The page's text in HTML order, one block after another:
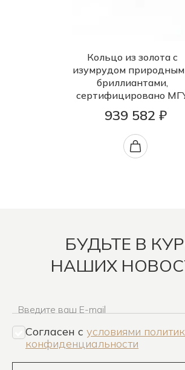
Кольцо из золота с
изумрудом
бриллиантами,
сертифицировано
939 582 ₽
БУДЬТЕ В
НАШИХ
Введите ваш E-mail
Согласен c условиями
конфиденциальности